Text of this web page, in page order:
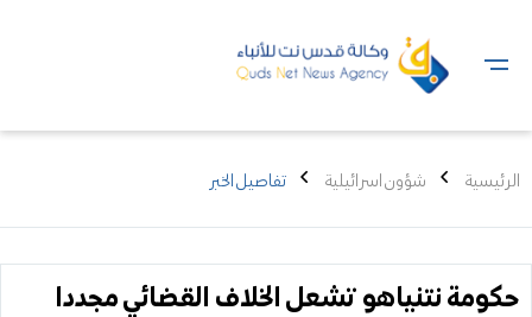
الرئيسية شؤون اسرائيلية تفاصيل الخبر
حكومة نتنياهو تشعل الخلاف القضائي مجددا